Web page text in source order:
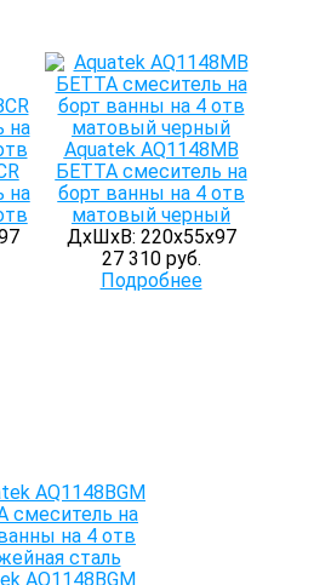
на
Aquatek AQ1148MB
БЕТТА смеситель на
борт ванны на 4 отв
матовый черный
ДхШхВ: 220х55х97
27 310 руб.
Подробнее
AQ1148BGM